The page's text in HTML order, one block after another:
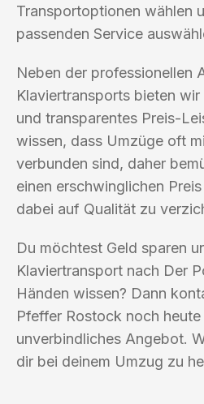
Transportoptionen wählen
passenden Service
Neben der professionellen
Klaviertransports bieten
und transparentes Preis-
wissen, dass Umzüge oft
verbunden sind, daher
einen erschwinglichen
dabei auf Qualität zu
Du möchtest Geld sparen
Klaviertransport nach Der
Händen wissen? Dann
Pfeffer Rostock noch heute
unverbindliches Angebot.
dir bei deinem Umzug zu